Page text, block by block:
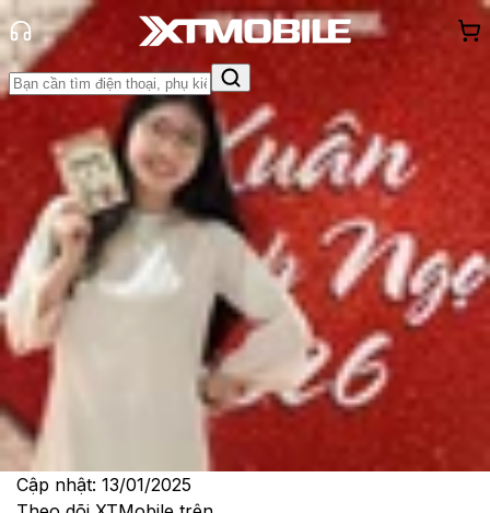
Trang chủ
Tin tức
Tin Mới
Tin MớiĐánh Giá - Trên Tay So SánhTư vấnKhuyến
mãi
Thủ thuậtHỏi đáp App - GameThông báoKhách
hàng - Sự kiện
Có nên mua OnePlus 13R: Liệu đây
có phải là model giá trị tốt nhất
Lê Thị Huỳnh Như
Ngày đăng:
13/01/2025
Cập nhật: 13/01/2025